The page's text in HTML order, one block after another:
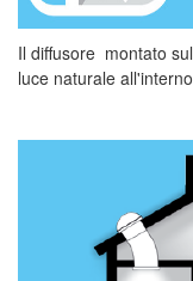
Il diffusore montato
luce naturale